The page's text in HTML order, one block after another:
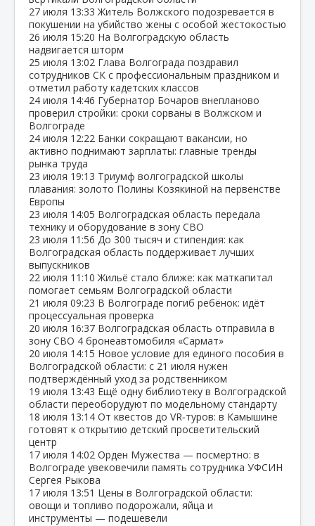
27 июля 13:33 Житель Волжского подозревается в
покушении на убийство жены с особой жестокостью
26 июля 15:20 На Волгоградскую область
надвигается шторм
25 июля 13:02 Глава Волгограда поздравил
сотрудников СК с профессиональным праздником и
отметил работу кадетских классов
24 июля 14:46 Губернатор Бочаров внепланово
проверил стройки: сроки сорваны в Волжском и
Волгограде
24 июля 12:22 Банки сокращают вакансии, но
активно поднимают зарплаты: главные тренды
рынка труда
23 июля 19:13 Триумф волгоградской школы
плавания: золото Полины Козякиной на первенстве
Европы
23 июля 14:05 Волгоградская область передала
технику и оборудование в зону СВО
23 июля 11:56 До 300 тысяч и стипендия: как
Волгоградская область поддерживает лучших
выпускников
22 июля 11:10 Жильё стало ближе: как маткапитал
помогает семьям Волгоградской области
21 июля 09:23 В Волгограде погиб ребёнок: идёт
процессуальная проверка
20 июля 16:37 Волгоградская область отправила в
зону СВО 4 бронеавтомобиля «Сармат»
20 июля 14:15 Новое условие для единого пособия в
Волгоградской области: с 21 июля нужен
подтверждённый уход за родственником
19 июля 13:43 Ещё одну библиотеку в Волгоградской
области переоборудуют по модельному стандарту
18 июля 13:14 От квестов до VR‑туров: в Камышине
готовят к открытию детский просветительский
центр
17 июля 14:02 Орден Мужества — посмертно: в
Волгограде увековечили память сотрудника УФСИН
Сергея Рыкова
17 июля 13:51 Цены в Волгоградской области:
овощи и топливо подорожали, яйца и
инструменты — подешевели